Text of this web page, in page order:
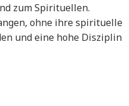
zum Spirituellen.
ohne ihre spirituelle
und eine hohe Disziplin